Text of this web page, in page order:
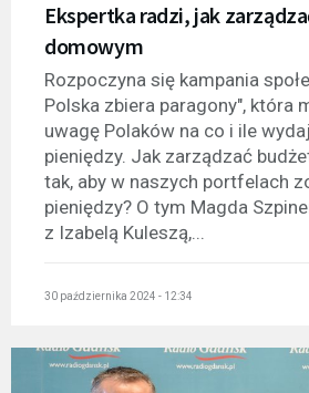
Ekspertka radzi, jak
domowym
Rozpoczyna się kampania
Polska zbiera paragony", która
uwagę Polaków na co i ile
pieniędzy. Jak zarządzać
tak, aby w naszych portfelach
pieniędzy? O tym Magda
z Izabelą Kuleszą,...
30 października 2024 - 12:34